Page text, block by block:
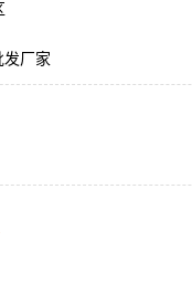
发厂家